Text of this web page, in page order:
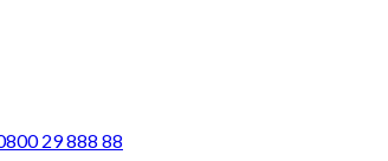
29 888 88